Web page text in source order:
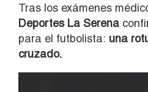
Tras los exámenes
Deportes La Serena
para el futbolista: una
cruzado.